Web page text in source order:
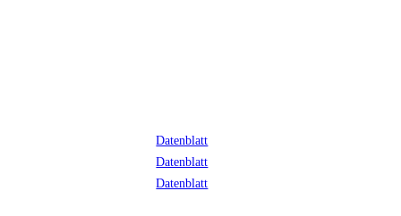
Datenblatt
Datenblatt
Datenblatt